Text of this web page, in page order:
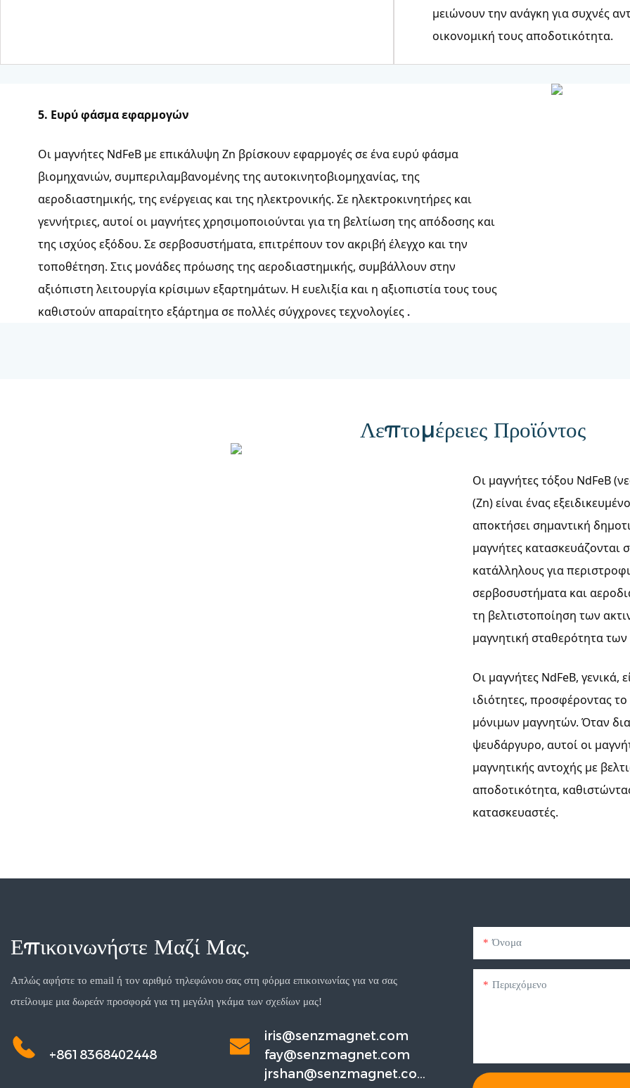
μειώνουν την ανάγκη για συχνές
οικονομική τους αποδοτικότητα.
5. Ευρύ φάσμα εφαρμογών
Οι μαγνήτες NdFeB με επικάλυψη Zn βρίσκουν εφαρμογές σε ένα ευρύ φάσμα
βιομηχανιών, συμπεριλαμβανομένης της αυτοκινητοβιομηχανίας, της
αεροδιαστημικής, της ενέργειας και της ηλεκτρονικής. Σε ηλεκτροκινητήρες και
γεννήτριες, αυτοί οι μαγνήτες χρησιμοποιούνται για τη βελτίωση της απόδοσης και
της ισχύος εξόδου. Σε σερβοσυστήματα, επιτρέπουν τον ακριβή έλεγχο και την
τοποθέτηση. Στις μονάδες πρόωσης της αεροδιαστημικής, συμβάλλουν στην
αξιόπιστη λειτουργία κρίσιμων εξαρτημάτων. Η ευελιξία και η αξιοπιστία τους τους
καθιστούν απαραίτητο εξάρτημα σε πολλές σύγχρονες τεχνολογίες .
Λεπτομέρειες Προϊόντος
Οι μαγνήτες τόξου NdFeB
(Zn) είναι ένας
αποκτήσει σημαντική
μαγνήτες κατασκευάζονται
κατάλληλους για
σερβοσυστήματα και
τη βελτιστοποίηση των
μαγνητική σταθερότητα
Οι μαγνήτες NdFeB, γενικά,
ιδιότητες, προσφέροντας
μόνιμων μαγνητών. Όταν
ψευδάργυρο, αυτοί οι
μαγνητικής αντοχής με
αποδοτικότητα,
κατασκευαστές.
Επικοινωνήστε Μαζί Μας.
Απλώς αφήστε το email ή τον αριθμό τηλεφώνου σας στη φόρμα επικοινωνίας για να σας
στείλουμε μια δωρεάν προσφορά για τη μεγάλη γκάμα των σχεδίων μας!
+8618368402448
iris@senzmagnet.com
fay@senzmagnet.com
jrshan@senzmagnet.co
Όνομα
Περιεχόμενο